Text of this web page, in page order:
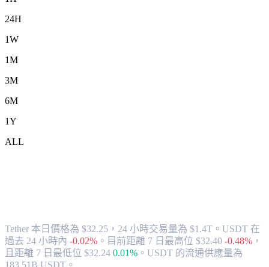
24H
1W
1M
3M
6M
1Y
ALL
Tether 本日價格為 $32.25，24 小時交易量為 $1.4T。USDT 在
過去 24 小時內 -0.02% 。 目前距離 7 日最高位 $32.40 -0.48% ，
且距離 7 日最低位 $32.24 0.01% 。 USDT 的流通供應量為
183.51B USDT。